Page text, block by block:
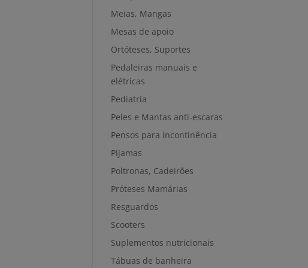
Meias, Mangas
Mesas de apoio
Ortóteses, Suportes
Pedaleiras manuais e
elétricas
Pediatria
Peles e Mantas anti-escaras
Pensos para incontinência
Pijamas
Poltronas, Cadeirões
Próteses Mamárias
Resguardos
Scooters
Suplementos nutricionais
Tábuas de banheira